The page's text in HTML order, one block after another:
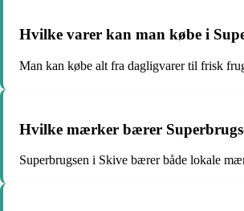
Hvilke varer kan man købe i
Man kan købe alt fra dagligvarer til frisk
Hvilke mærker bærer
Superbrugsen i Skive bærer både lokale